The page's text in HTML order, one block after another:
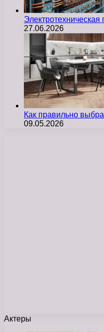
27.06.2026
Как правильно
09.05.2026
Актеры